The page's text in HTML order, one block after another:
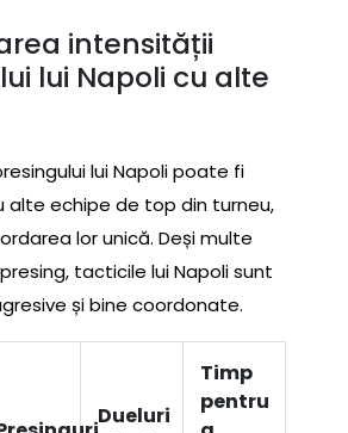
intensității
lui Napoli cu alte
lui Napoli poate fi
alte echipe de top din turneu,
lor unică. Deși multe
tacticile lui Napoli sunt
și bine coordonate.
Dueluri
Timp
pentru